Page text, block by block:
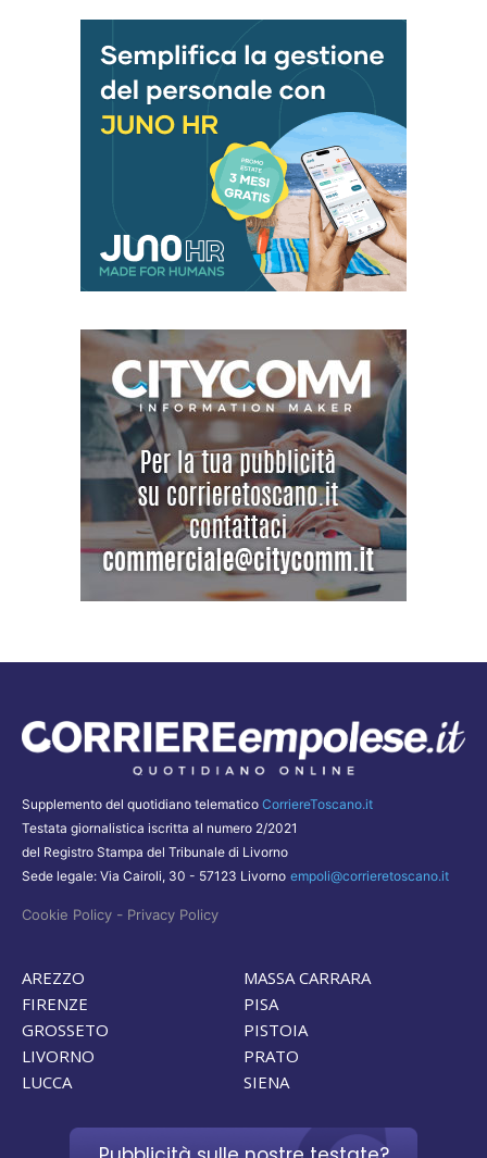
Supplemento del quotidiano telematico CorriereToscano.it
Testata giornalistica iscritta al numero 2/2021
del Registro Stampa del Tribunale di Livorno
Sede legale: Via Cairoli, 30 - 57123 Livorno empoli@corrieretoscano.it
Cookie Policy - Privacy Policy
AREZZO
FIRENZE
GROSSETO
LIVORNO
LUCCA
MASSA CARRARA
PISA
PISTOIA
PRATO
SIENA